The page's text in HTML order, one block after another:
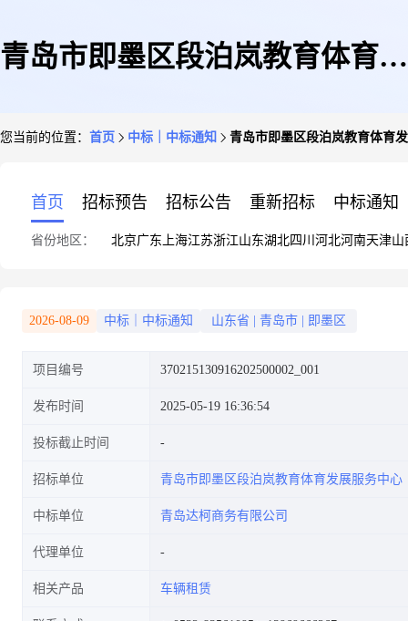
青岛市即墨区段泊岚教育体育发
您当前的位置： 首页 中标｜中标通知 青岛市即墨区段泊岚教育体育
首页 招标预告 招标公告 重新招标 中标通知
省份地区： 北京广东 上海江苏浙江山东湖北四川 河北河南天津山
2026-08-09 中标｜中标通知 山东省 青岛市 即墨区
项目编号 370215130916202500002_001
发布时间 2025-05-19 16:36:54
投标截止时间
招标单位 青岛市即墨区段泊岚教育体育发展服务中心
中标单位 青岛达柯商务有限公司
代理单位
相关产品 车辆租赁